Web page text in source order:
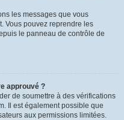
les messages que vous
Vous pouvez reprendre les
le panneau de contrôle de
approuvé ?
de soumettre à des vérifications
Il est également possible que
aux permissions limitées.